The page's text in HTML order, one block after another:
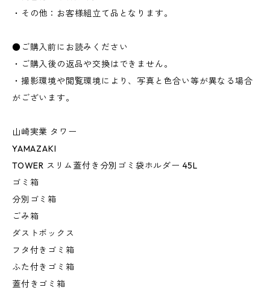
・その他：お客様組立て品となります。
●ご購入前にお読みください
・ご購入後の返品や交換はできません。
・撮影環境や閲覧環境により、写真と色合い等が異なる場合
がございます。
山崎実業 タワー
YAMAZAKI
TOWER スリム蓋付き分別ゴミ袋ホルダー 45L
ゴミ箱
分別ゴミ箱
ごみ箱
ダストボックス
フタ付きゴミ箱
ふた付きゴミ箱
蓋付きゴミ箱